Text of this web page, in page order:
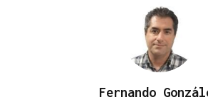
Fernando